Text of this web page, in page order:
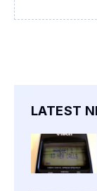
LATEST